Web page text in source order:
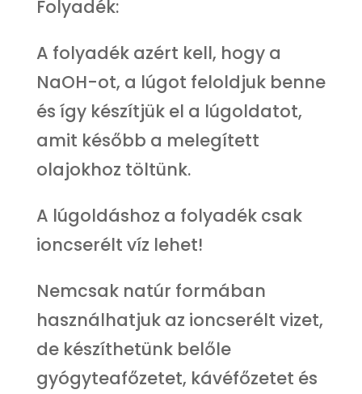
Folyadék:
A folyadék azért kell, hogy a
NaOH-ot, a lúgot feloldjuk benne
és így készítjük el a lúgoldatot,
amit később a melegített
olajokhoz töltünk.
A lúgoldáshoz a folyadék csak
ioncserélt víz lehet!
Nemcsak natúr formában
használhatjuk az ioncserélt vizet,
de készíthetünk belőle
gyógyteafőzetet, kávéfőzetet és